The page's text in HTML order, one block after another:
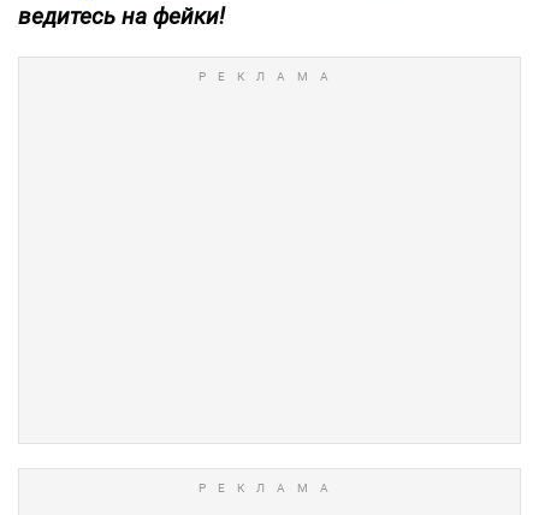
ведитесь на фейки!